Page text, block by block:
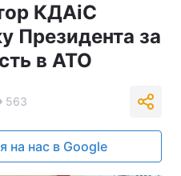
КДАіС
Президента за
в АТО
563
на нас в Google